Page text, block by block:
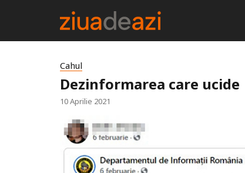
Cahul
Dezinformarea care ucide
10 Aprilie 2021